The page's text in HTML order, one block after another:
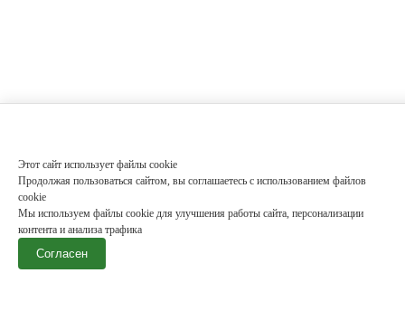
Этот сайт использует файлы cookie
Продолжая пользоваться сайтом, вы соглашаетесь с использованием файлов
cookie
Мы используем файлы cookie для улучшения работы сайта, персонализации
контента и анализа трафика
Согласен